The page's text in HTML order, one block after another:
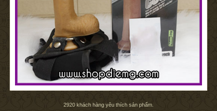
2920 khách hàng yêu thích sản phẩm.